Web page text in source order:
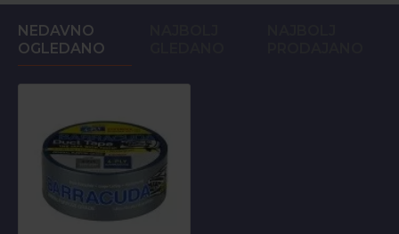
NEDAVNO
OGLEDANO